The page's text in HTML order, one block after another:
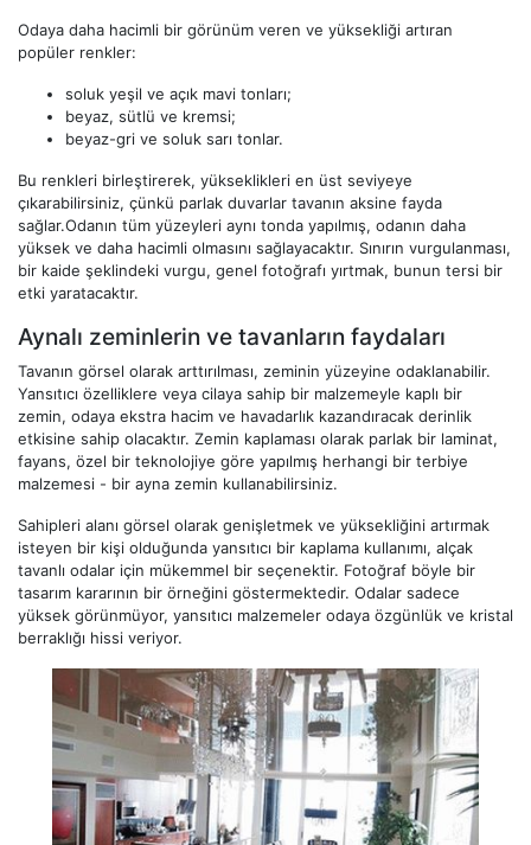
Odaya daha hacimli bir görünüm veren ve yüksekliği artıran
popüler renkler:
soluk yeşil ve açık mavi tonları;
beyaz, sütlü ve kremsi;
beyaz-gri ve soluk sarı tonlar.
Bu renkleri birleştirerek, yükseklikleri en üst seviyeye
çıkarabilirsiniz, çünkü parlak duvarlar tavanın aksine fayda
sağlar.Odanın tüm yüzeyleri aynı tonda yapılmış, odanın daha
yüksek ve daha hacimli olmasını sağlayacaktır. Sınırın vurgulanması,
bir kaide şeklindeki vurgu, genel fotoğrafı yırtmak, bunun tersi bir
etki yaratacaktır.
Aynalı zeminlerin ve tavanların faydaları
Tavanın görsel olarak arttırılması, zeminin yüzeyine odaklanabilir.
Yansıtıcı özelliklere veya cilaya sahip bir malzemeyle kaplı bir
zemin, odaya ekstra hacim ve havadarlık kazandıracak derinlik
etkisine sahip olacaktır. Zemin kaplaması olarak parlak bir laminat,
fayans, özel bir teknolojiye göre yapılmış herhangi bir terbiye
malzemesi - bir ayna zemin kullanabilirsiniz.
Sahipleri alanı görsel olarak genişletmek ve yüksekliğini artırmak
isteyen bir kişi olduğunda yansıtıcı bir kaplama kullanımı, alçak
tavanlı odalar için mükemmel bir seçenektir. Fotoğraf böyle bir
tasarım kararının bir örneğini göstermektedir. Odalar sadece
yüksek görünmüyor, yansıtıcı malzemeler odaya özgünlük ve kristal
berraklığı hissi veriyor.